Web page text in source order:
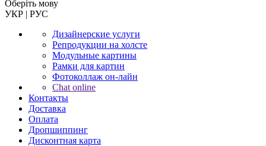
Оберiть мову
УКР | РУС
Дизайнерские услуги
Репродукции на холсте
Модульные картины
Рамки для картин
Фотоколлаж он-лайн
Chat online
Контакты
Доставка
Оплата
Дропшиппинг
Дисконтная карта